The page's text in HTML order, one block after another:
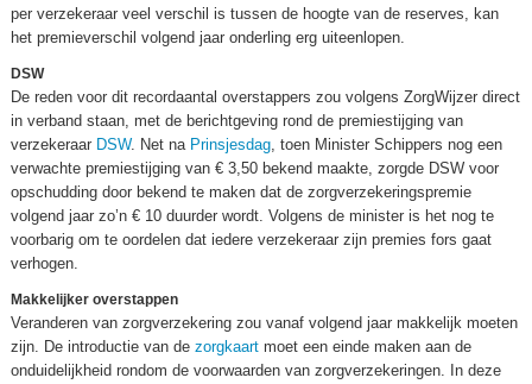
per verzekeraar veel verschil is tussen de hoogte van de reserves, kan
het premieverschil volgend jaar onderling erg uiteenlopen.
DSW
De reden voor dit recordaantal overstappers zou volgens ZorgWijzer direct
in verband staan, met de berichtgeving rond de premiestijging van
verzekeraar DSW. Net na Prinsjesdag, toen Minister Schippers nog een
verwachte premiestijging van € 3,50 bekend maakte, zorgde DSW voor
opschudding door bekend te maken dat de zorgverzekeringspremie
volgend jaar zo’n € 10 duurder wordt. Volgens de minister is het nog te
voorbarig om te oordelen dat iedere verzekeraar zijn premies fors gaat
verhogen.
Makkelijker overstappen
Veranderen van zorgverzekering zou vanaf volgend jaar makkelijk moeten
zijn. De introductie van de zorgkaart moet een einde maken aan de
onduidelijkheid rondom de voorwaarden van zorgverzekeringen. In deze